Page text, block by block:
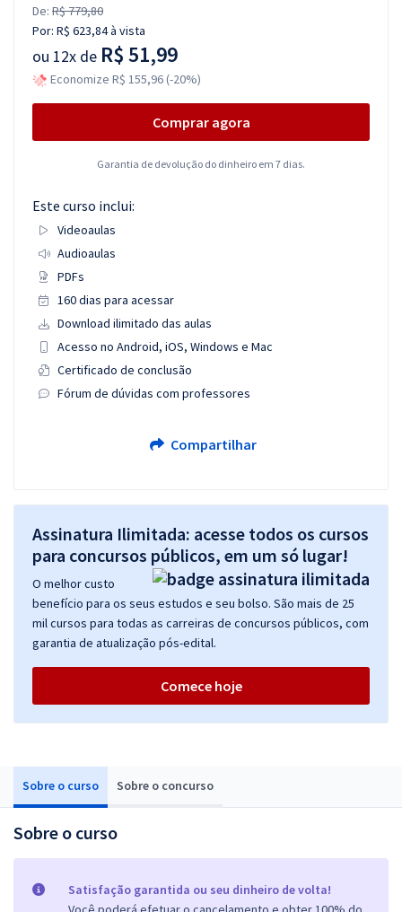
Sobre o curso Sobre o concurso
Sobre o curso
Satisfação garantida ou seu dinheiro de volta!
De: R$ 779,80
Por: R$ 623,84à vista
ou 12x de R$ 51,99
Economize R$ 155,96 (-20%)
Comprar agora
Garantia de devolução do dinheiro em 7 dias.
Este curso inclui:
Videoaulas
Audioaulas
PDFs
160 dias para acessar
Download ilimitado das aulas
Acesso no Android, iOS, Windows e Mac
Certificado de conclusão
Fórum de dúvidas com professores
Compartilhar
Assinatura Ilimitada: acesse todos os cursos
para concursos públicos, em um só lugar!
O melhor custo
benefício para os seus estudos e seu bolso. São mais de 25
mil cursos para todas as carreiras de concursos públicos, com
garantia de atualização pós-edital.
Comece hoje